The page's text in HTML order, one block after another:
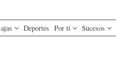
Deportes Por tí Sucesos